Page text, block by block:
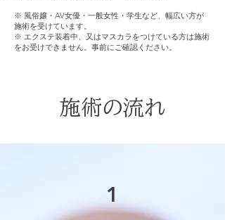
※ 風俗嬢・AV女優・一般女性・学生など、幅広い方が
施術を受けています。
※ エクステ装着中、又はマスカラをつけている方は施術
をお受けできません。事前にご確認ください。
施術の流れ
1